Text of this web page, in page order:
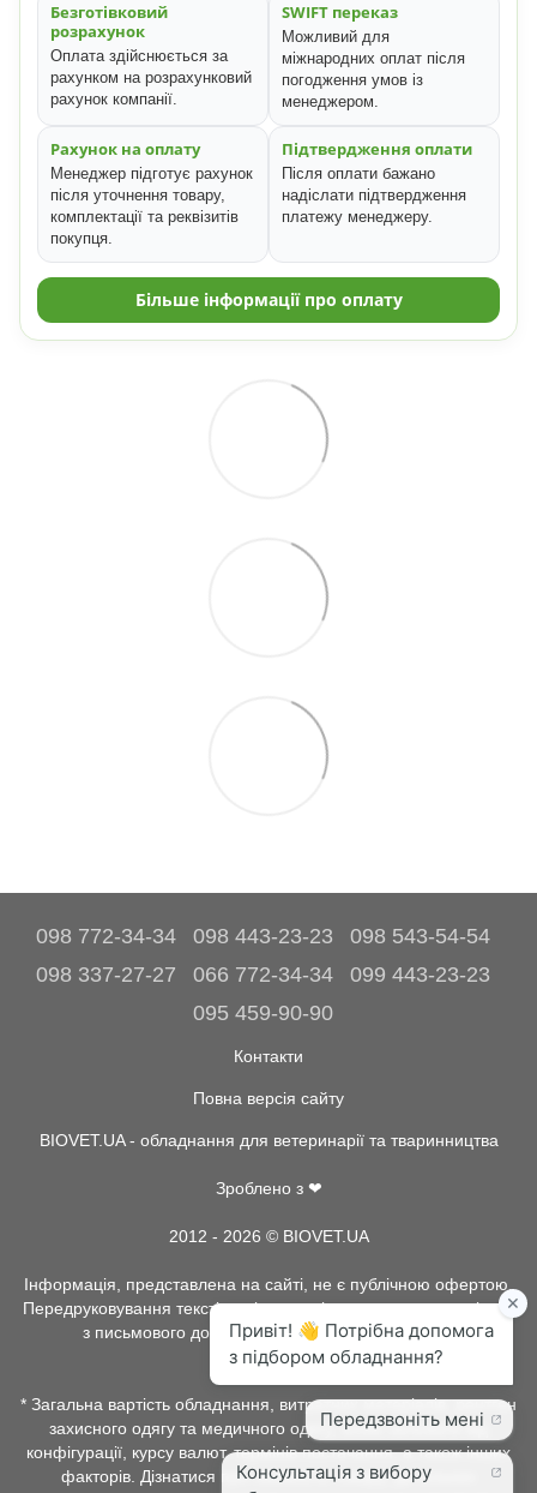
Безготівковий
розрахунок
Оплата здійснюється за
рахунком на розрахунковий
рахунок компанії.
SWIFT переказ
Можливий для
міжнародних оплат після
погодження умов із
менеджером.
Рахунок на оплату
Менеджер підготує рахунок
після уточнення товару,
комплектації та реквізитів
покупця.
Підтвердження оплати
Після оплати бажано
надіслати підтвердження
платежу менеджеру.
Більше інформації про оплату
098 772-34-34 098 443-23-23
098 543-54-54
098 337-27-27
066 772-34-34
099 443-23-23
095 459-90-90
Контакти
Повна версія сайту
BIOVET.UA - обладнання для ветеринарії та тваринництва
Зроблено з ❤
2012 - 2026 © BIOVET.UA
Інформація, представлена на сайті, не є публічною офертою.
Передруковування текстів та інше копіювання, можливо тільки
з письмового дозволу адміністрації BIOVET.UA.
* Загальна вартість обладнання, витратних матеріалів, рентген
захисного одягу та медичного одягу, може залежати від
конфігурації, курсу валют, термінів постачання, а також інших
факторів. Дізнатися про наявність товару, детальних